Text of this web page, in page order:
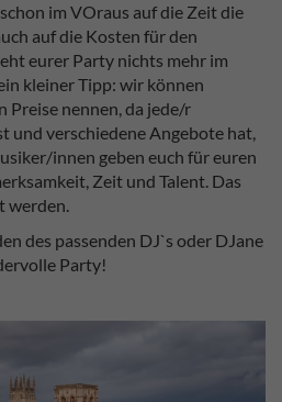
im VOraus auf die Zeit die
auf die Kosten für den
eurer Party nichts mehr im
kleiner Tipp: wir können
Preise nennen, da jede/r
und verschiedene Angebote hat,
innen geben euch für euren
Zeit und Talent. Das
werden.
des passenden DJ`s oder DJane
Party!